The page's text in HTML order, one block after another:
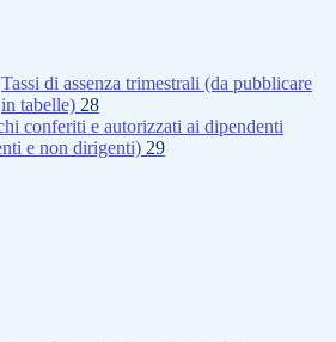
Tassi di assenza trimestrali (da pubblicare
in tabelle) 28
conferiti e autorizzati ai dipendenti
e non dirigenti) 29